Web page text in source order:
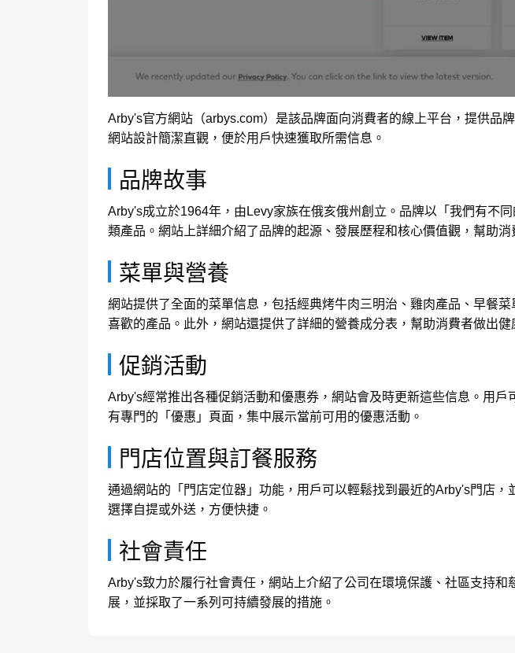
Arby's官方網站（arbys.com）是該品牌面向消費者的線上平台，提供品
網站設計簡潔直觀，便於用戶快速獲取所需信息。
品牌故事
Arby's成立於1964年，由Levy家族在俄亥俄州創立。品牌以「我們有不
類產品。網站上詳細介紹了品牌的起源、發展歷程和核心價值觀，幫助
菜單與營養
網站提供了全面的菜單信息，包括經典烤牛肉三明治、雞肉產品、早餐
喜歡的產品。此外，網站還提供了詳細的營養成分表，幫助消費者做出健
促銷活動
Arby's經常推出各種促銷活動和優惠券，網站會及時更新這些信息。用
有專門的「優惠」頁面，集中展示當前可用的優惠活動。
門店位置與訂餐服務
通過網站的「門店定位器」功能，用戶可以輕鬆找到最近的Arby's門店
選擇自提或外送，方便快捷。
社會責任
Arby's致力於履行社會責任，網站上介紹了公司在環境保護、社區支持
展，並採取了一系列可持續發展的措施。